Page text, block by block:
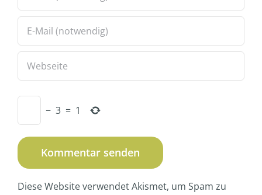
− 3 = 1
Diese Website verwendet Akismet, um Spam zu